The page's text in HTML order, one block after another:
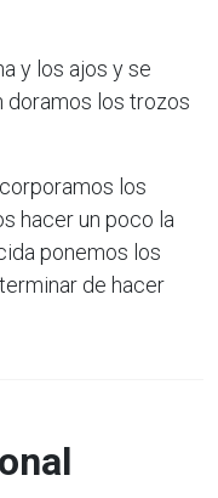
y los ajos y se
doramos los trozos
los
hacer un poco la
ponemos los
de hacer